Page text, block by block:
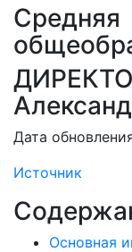
Средняя
Дата
Источник
Основная